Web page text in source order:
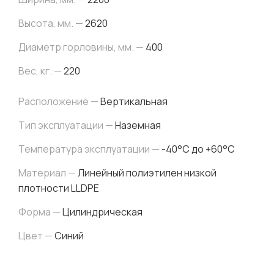
Высота, мм. —2620
Диаметр горловины, мм. — 400
Вес, кг. —220
Расположение —Вертикальная
Тип эксплуатации —Наземная
Температура эксплуатации — -40°C до +60°C
Материал —Линейный полиэтилен низкой
плотности LLDPE
Форма —Цилиндрическая
Цвет —Синий